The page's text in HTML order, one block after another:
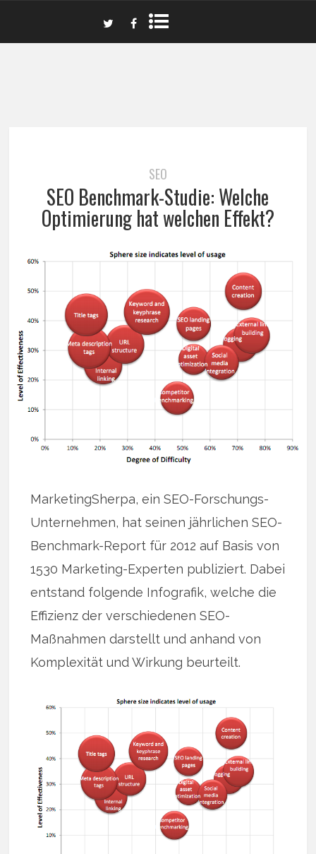
SEO
SEO Benchmark-Studie: Welche
Optimierung hat welchen Effekt?
MarketingSherpa, ein SEO-Forschungs-
Unternehmen, hat seinen jährlichen SEO-
Benchmark-Report für 2012 auf Basis von
1530 Marketing-Experten publiziert. Dabei
entstand folgende Infografik, welche die
Effizienz der verschiedenen SEO-
Maßnahmen darstellt und anhand von
Komplexität und Wirkung beurteilt.